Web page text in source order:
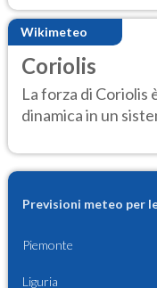
Wikimeteo
Coriolis
La forza di Coriolis
dinamica in un
Previsioni meteo per
Piemonte
Liguria